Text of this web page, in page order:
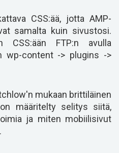
CSS:ää, jotta AMP-
samalta kuin sivustosi.
CSS:ään FTP:n avulla
wp-content -> plugins ->
mukaan brittiläinen
määritelty selitys siitä,
ja miten mobiilisivut